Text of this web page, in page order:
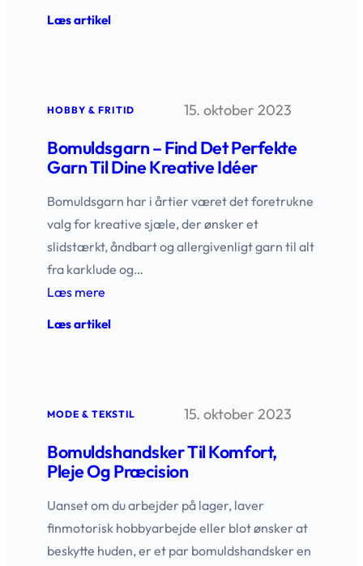
Læs artikel:
hverdag
fest
HOBBY & FRITID 15. oktober 2023
Bomuldsgarn – Find Det Perfekte
Garn Til Dine Kreative Idéer
Bomuldsgarn har i årtier været det foretrukne
valg for kreative sjæle, der ønsker et
slidstærkt, åndbart og allergivenligt garn til alt
fra karklude og…
Læs mere
Læs artikel:
garn
dine
kreative
idéer
MODE & TEKSTIL 15. oktober 2023
Bomuldshandsker Til Komfort,
Pleje Og Præcision
Uanset om du arbejder på lager, laver
finmotorisk hobbyarbejde eller blot ønsker at
beskytte huden, er et par bomuldshandsker en